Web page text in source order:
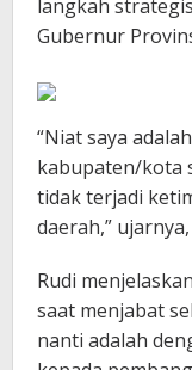
langkah
Gubernur
“Niat saya
kabupaten/kota
tidak terjadi
daerah,”
Rudi
saat menjabat
nanti adalah